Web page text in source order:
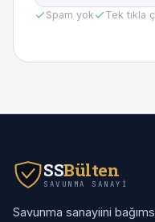
Spam yok Tek tıkla
SSBülten
SAVUNMA SANAYI
Savunma sanayiini